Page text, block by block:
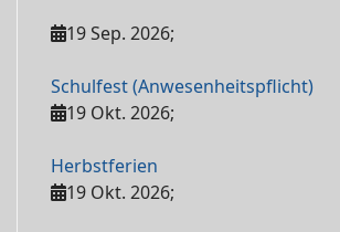
19 Sep. 2026;
Schulfest (Anwesenheitspflicht)
19 Okt. 2026;
Herbstferien
19 Okt. 2026;